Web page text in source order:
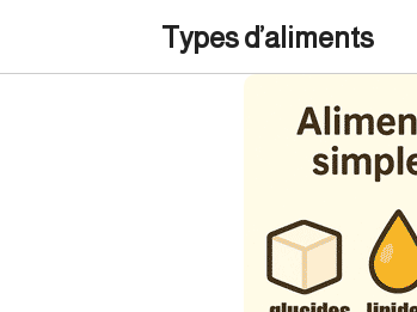
Types d’aliments